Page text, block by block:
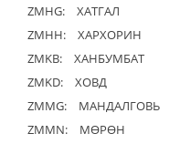
ZMHG:
ХАТГАЛ
ZMHH:
ХАРХОРИН
ZMKB:
ХАНБУМБАТ
ZMKD:
ХОВД
ZMMG:
МАНДАЛГОВЬ
ZMMN:
МӨРӨН